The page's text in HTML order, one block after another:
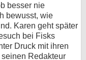
besser nie
bewusst, wie
Karen geht später
bei Fisks
Druck mit ihren
Redakteur